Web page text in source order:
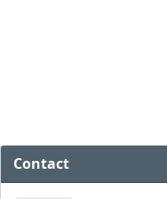
Contact